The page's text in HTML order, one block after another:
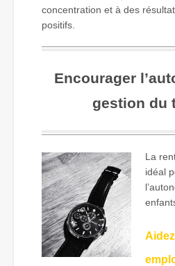
concentration et à des
positifs.
Encourager
gestion du
La
idéal